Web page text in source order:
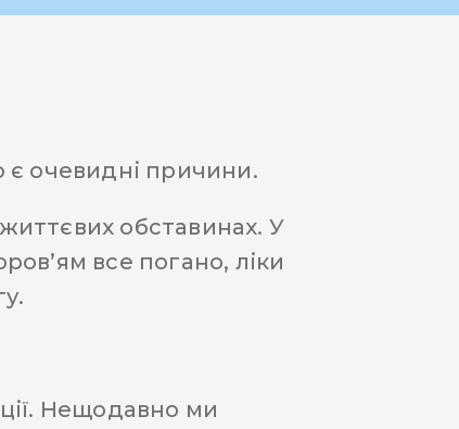
є очевидні причини.
обставинах. У
все погано, ліки
Нещодавно ми